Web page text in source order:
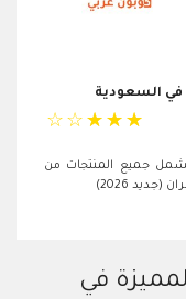
في السعودية
☆ ☆ ☆ ☆ ☆
يشمل جميع المنتجات من
2026)
في